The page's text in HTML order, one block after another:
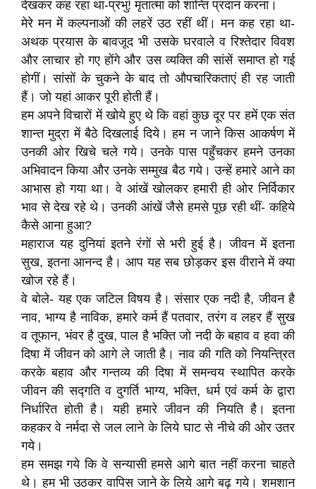
देखकर कह रहा था-प्रभु! मृतात्मा को शान्ति प्रदान करना।
मेरे मन में कल्पनाओं की लहरें उठ रहीं थीं। मन कह रहा था-
अथक प्रयास के बावजूद भी उसके घरवाले व रिश्तेदार विवश
और लाचार हो गए होंगे और उस व्यक्ति की सांसें समाप्त हो गई
होगीं। सांसों के चुकने के बाद तो औपचारिकताएं ही रह जाती
हैं। जो यहां आकर पूरी होती हैं।
हम अपने विचारों में खोये हुए थे कि वहां कुछ दूर पर हमें एक संत
शान्त मुद्रा में बैठे दिखलाई दिये। हम न जाने किस आकर्षण में
उनकी ओर खिचे चले गये। उनके पास पहुँचकर हमने उनका
अभिवादन किया और उनके सम्मुख बैठ गये। उन्हें हमारे आने का
आभास हो गया था। वे आंखें खोलकर हमारी ही ओर निर्विकार
भाव से देख रहे थे। उनकी आंखें जैसे हमसे पूछ रही थीं- कहिये
कैसे आना हुआ?
महाराज यह दुनियां इतने रंगों से भरी हुई है। जीवन में इतना
सुख, इतना आनन्द है। आप यह सब छोड़कर इस वीराने में क्या
खोज रहे हैं।
वे बोले- यह एक जटिल विषय है। संसार एक नदी है, जीवन है
नाव, भाग्य है नाविक, हमारे कर्म हैं पतवार, तरंग व लहर हैं सुख
व तूफान, भंवर है दुख, पाल है भक्ति जो नदी के बहाव व हवा की
दिषा में जीवन को आगे ले जाती है। नाव की गति को नियन्त्रित
करके बहाव और गन्तव्य की दिषा में समन्वय स्थापित करके
जीवन की सद्गति व दुगर्ति भाग्य, भक्ति, धर्म एवं कर्म के द्वारा
निर्धारित होती है। यही हमारे जीवन की नियति है। इतना
कहकर वे नर्मदा से जल लाने के लिये घाट से नीचे की ओर उतर
गये।
हम समझ गये कि वे सन्यासी हमसे आगे बात नहीं करना चाहते
थे। हम भी उठकर वापिस जाने के लिये आगे बढ़ गये। शमशान